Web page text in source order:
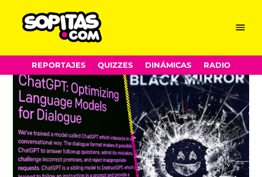
content
Menu
REPORTAJES QUIZZES DINÁMICAS RADIO
Charlie Brooker